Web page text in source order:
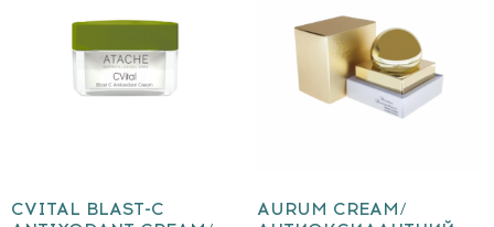
CVITAL BLAST-C
AURUM CREAM/